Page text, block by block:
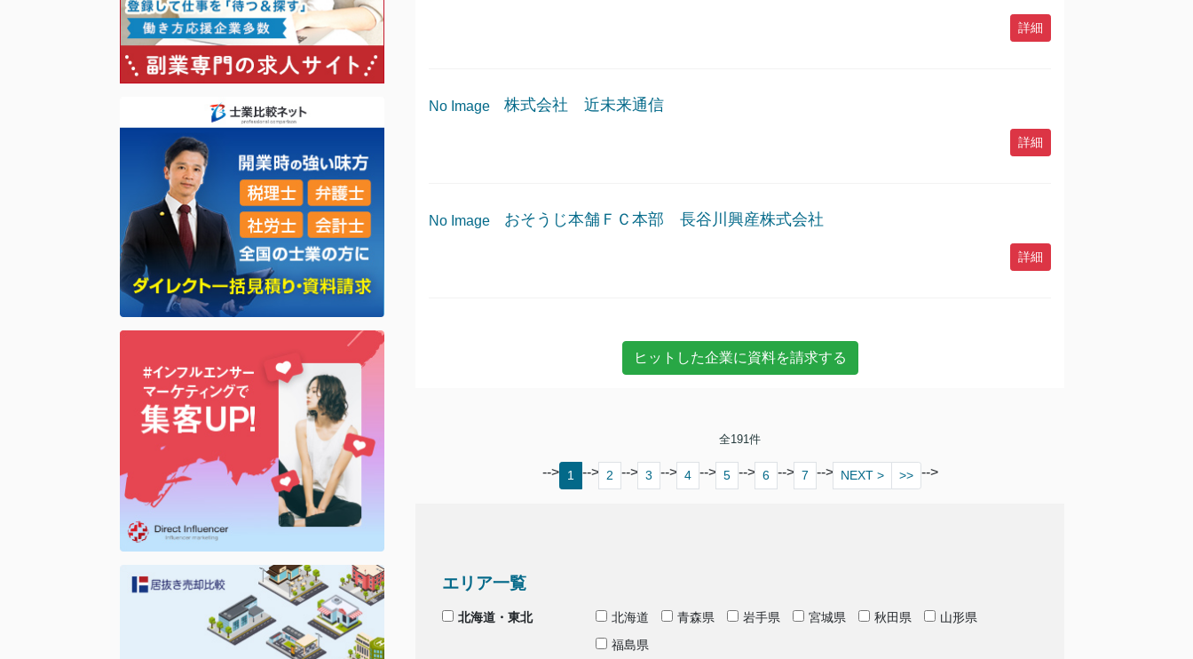
詳細
No Image 株式会社 近未来通信
詳細
No Image おそうじ本舗ＦＣ本部 長谷川興産株式会社
詳細
全191件
--> 1 --> 2 --> 3 --> 4 --> 5 --> 6 --> 7 --> NEXT > >> -->
エリア一覧
北海道・東北 北海道 青森県 岩手県 宮城県 秋田県
山形県
福島県